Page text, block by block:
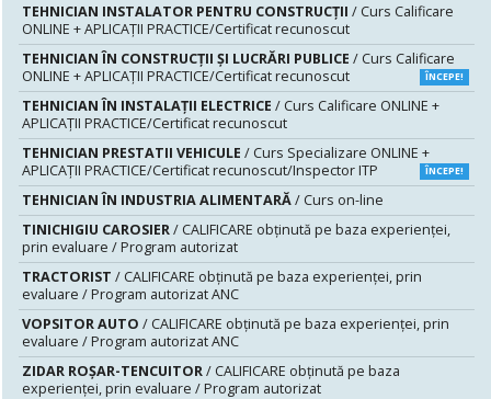
TEHNICIAN INSTALATOR PENTRU CONSTRUCŢII / Curs Calificare
ONLINE + APLICAȚII PRACTICE/Certificat recunoscut
TEHNICIAN ÎN CONSTRUCŢII ŞI LUCRĂRI PUBLICE / Curs Calificare
ONLINE + APLICAȚII PRACTICE/Certificat recunoscut
ÎNCEPE!
TEHNICIAN ÎN INSTALAŢII ELECTRICE / Curs Calificare ONLINE +
APLICAȚII PRACTICE/Certificat recunoscut
TEHNICIAN PRESTATII VEHICULE / Curs Specializare ONLINE +
APLICAȚII PRACTICE/Certificat recunoscut/Inspector ITP
ÎNCEPE!
TEHNICIAN ÎN INDUSTRIA ALIMENTARĂ/ Curs on-line
TINICHIGIU CAROSIER/ CALIFICARE obținută pe baza experienței,
prin evaluare / Program autorizat
TRACTORIST / CALIFICARE obținută pe baza experienței, prin
evaluare / Program autorizat ANC
VOPSITOR AUTO / CALIFICARE obținută pe baza experienței, prin
evaluare / Program autorizat ANC
ZIDAR ROȘAR-TENCUITOR/ CALIFICARE obținută pe baza
experienței, prin evaluare / Program autorizat